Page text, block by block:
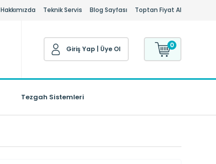
Hakkımızda Teknik Servis Blog Sayfası Toptan Fiyat Al
Giriş Yap Üye Ol
0
Tezgah Sistemleri